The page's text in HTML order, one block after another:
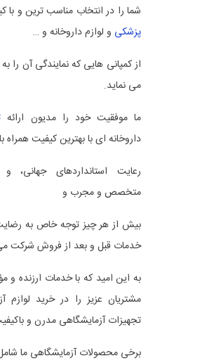
شما را در انتخاب مناسب ترین و با
پزشکی و لوازم داروخانه و …
از کمپانی هایی که نمایندگی آن را
می نماید.
ما موفقیت خود را مدیون ارائه
داروخانه ای با بهترین کیفیت همراه با
رعایت استانداردهای جهانی، و
متخصص و مجرب و
بیش از هر چیز توجه خاص به
خدمات قبل و بعد از فروش شرکت
به این امید که با خدمات ارزنده و
مشتریان عزیز را در خرید لوازم
تجهیزات آزمایشگاهی مدرن و
برخی محصولات آزمایشگاهی ما